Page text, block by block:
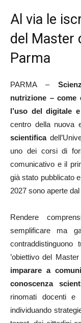
Al via le
del Master
Parma
PARMA –
nutrizione – come
l’uso del digitale e
centro della nuova
scientifica
uno dei corsi di
comunicativo e il
già stato pubblicato
2027 sono aperte dal
Rendere
semplificare ma
’obiettivo del
imparare a
conoscenza
rinomati docenti e
individuando